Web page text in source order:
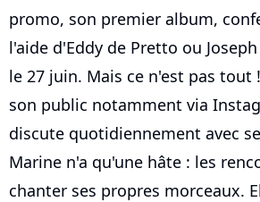
promo, son premier album,
l'aide d'Eddy de Pretto ou
le 27 juin. Mais ce n'est pas tout
son public notamment via
discute quotidiennement avec
Marine n'a qu'une hâte : les
chanter ses propres morceaux.